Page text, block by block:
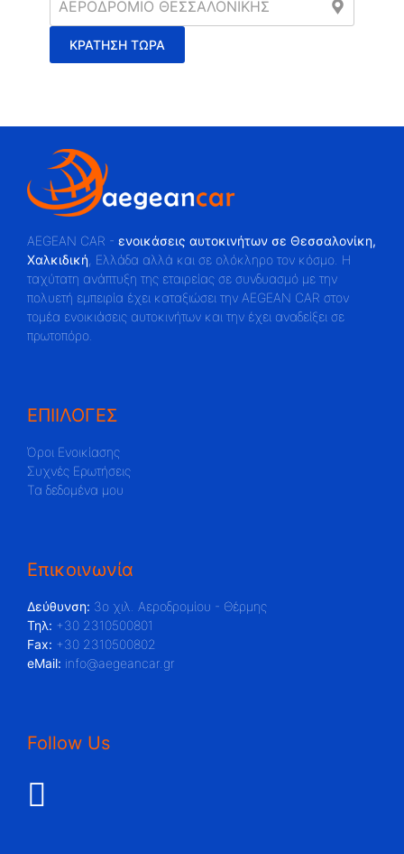
AEGEAN CAR - ενοικάσεις αυτοκινήτων σε Θεσσαλονίκη,
Χαλκιδική , Ελλάδα αλλά και σε ολόκληρο τον κόσμο. Η
ταχύτατη ανάπτυξη της εταιρείας σε συνδυασμό με την
πολυετή εμπειρία έχει καταξιώσει την AEGEAN CAR στον
τομέα ενοικιάσεις αυτοκινήτων και την έχει αναδείξει σε
πρωτοπόρο.
ΕΠΙΙΛΟΓΕΣ
Όροι Ενοικίασης
Συχνές Ερωτήσεις
Τα δεδομένα μου
Επικοινωνία
Δεύθυνση: 3ο χιλ. Αεροδρομίου - Θέρμης
Τηλ: +30 2310500801
Fax: +30 2310500802
eMail: info@aegeancar.gr
Follow Us